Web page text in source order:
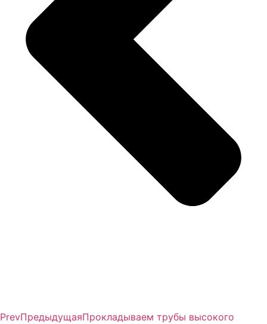
PrevПредыдущаяПрокладываем трубы высокого